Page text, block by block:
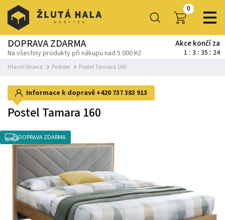
0
DOPRAVA ZDARMA
Na všechny produkty při nákupu nad 5 000 Kč
Akce končí za
1 3 35 24
Hlavní strana Postele Postel Tamara 160
Informace k dopravě +420 737 383 913
Postel Tamara 160
DOPRAVA ZDARMA